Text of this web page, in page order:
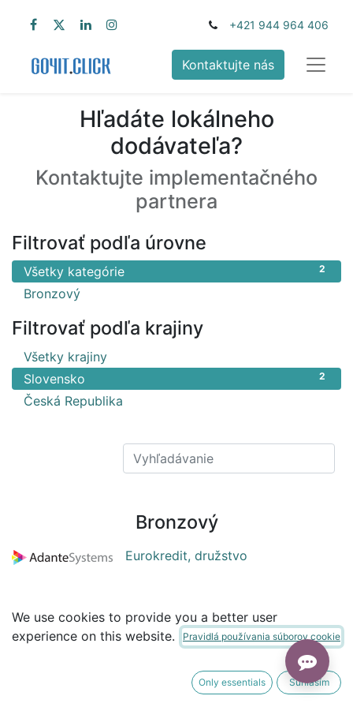
+421 944 964 406
Kontaktujte nás
Hľadáte lokálneho
dodávateľa?
Kontaktujte implementačného
partnera
Filtrovať podľa úrovne
2
Všetky kategórie
Bronzový
Filtrovať podľa krajiny
Všetky krajiny
2
Slovensko
Česká Republika
Bronzový
Eurokredit, družstvo
rimedo s. r. o.
We use cookies to provide you a better user
experience on this website.
Pravidlá používania súborov cookie
Only essentials Súhlasím